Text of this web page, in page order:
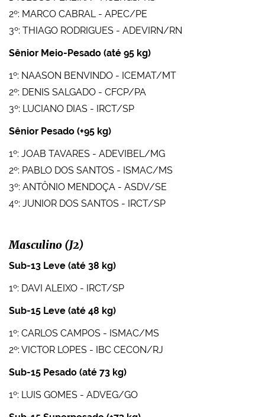
2º: MARCO CABRAL - APEC/PE
3º: THIAGO RODRIGUES - ADEVIRN/RN
Sênior Meio-Pesado (até 95 kg)
1º: NAASON BENVINDO - ICEMAT/MT
2º: DENIS SALGADO - CFCP/PA
3º: LUCIANO DIAS - IRCT/SP
Sênior Pesado (+95 kg)
1º: JOAB TAVARES - ADEVIBEL/MG
2º: PABLO DOS SANTOS - ISMAC/MS
3º: ANTÔNIO MENDOÇA - ASDV/SE
4º: JUNIOR DOS SANTOS - IRCT/SP
Masculino (J2)
Sub-13 Leve (até 38 kg)
1º: DAVI ALEIXO - IRCT/SP
Sub-15 Leve (até 48 kg)
1º: CARLOS CAMPOS - ISMAC/MS
2º: VICTOR LOPES - IBC CECON/RJ
Sub-15 Pesado (até 73 kg)
1º: LUIS GOMES - ADVEG/GO